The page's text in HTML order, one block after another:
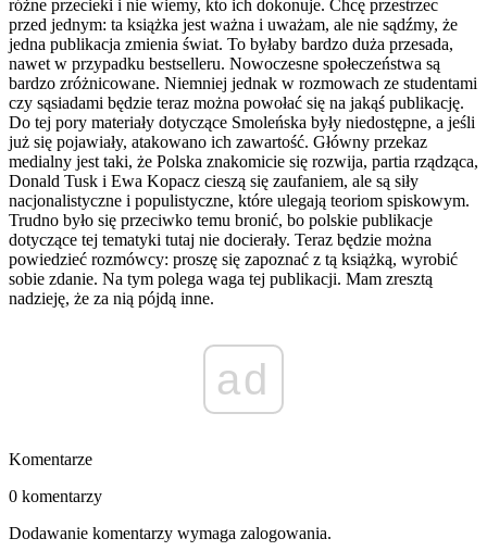
różne przecieki i nie wiemy, kto ich dokonuje. Chcę przestrzec
przed jednym: ta książka jest ważna i uważam, ale nie sądźmy, że
jedna publikacja zmienia świat. To byłaby bardzo duża przesada,
nawet w przypadku bestselleru. Nowoczesne społeczeństwa są
bardzo zróżnicowane. Niemniej jednak w rozmowach ze studentami
czy sąsiadami będzie teraz można powołać się na jakąś publikację.
Do tej pory materiały dotyczące Smoleńska były niedostępne, a jeśli
już się pojawiały, atakowano ich zawartość. Główny przekaz
medialny jest taki, że Polska znakomicie się rozwija, partia rządząca,
Donald Tusk i Ewa Kopacz cieszą się zaufaniem, ale są siły
nacjonalistyczne i populistyczne, które ulegają teoriom spiskowym.
Trudno było się przeciwko temu bronić, bo polskie publikacje
dotyczące tej tematyki tutaj nie docierały. Teraz będzie można
powiedzieć rozmówcy: proszę się zapoznać z tą książką, wyrobić
sobie zdanie. Na tym polega waga tej publikacji. Mam zresztą
nadzieję, że za nią pójdą inne.
ad
Komentarze
0 komentarzy
Dodawanie komentarzy wymaga zalogowania.